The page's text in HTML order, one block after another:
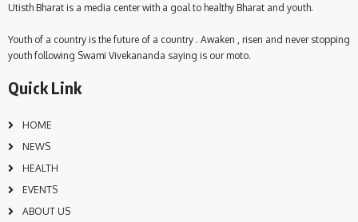
Utisth Bharat is a media center with a goal to healthy Bharat and youth.
Youth of a country is the future of a country . Awaken , risen and never stopping
youth following Swami Vivekananda saying is our moto.
Quick Link
HOME
NEWS
HEALTH
EVENTS
ABOUT US